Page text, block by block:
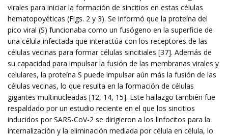
virales para iniciar la formación de sincitios en estas células
hematopoyéticas (Figs. 2 y 3). Se informó que la proteína del
pico viral (S) funcionaba como un fusógeno en la superficie de
una célula infectada que interactúa con los receptores de las
células vecinas para formar células sincitiales [37]. Además de
su capacidad para impulsar la fusión de las membranas virales y
celulares, la proteína S puede impulsar aún más la fusión de las
células vecinas, lo que resulta en la formación de células
gigantes multinucleadas [12, 14, 15]. Este hallazgo también fue
respaldado por un estudio reciente en el que los sincitios
inducidos por SARS-CoV-2 se dirigieron a los linfocitos para la
internalización y la eliminación mediada por célula en célula, lo